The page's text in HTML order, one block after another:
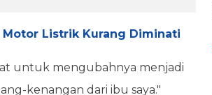
Listrik Kurang Diminati
untuk mengubahnya menjadi
kenangan dari ibu saya."